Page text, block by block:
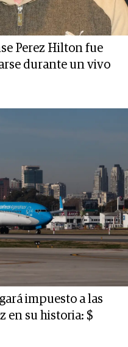
Perez Hilton fue
durante un vivo
impuesto a las
en su historia: $